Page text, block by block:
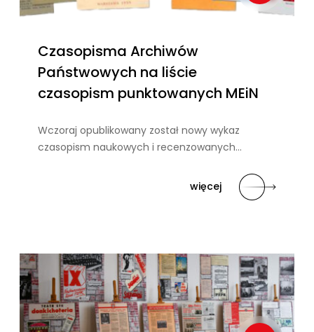
Czasopisma Archiwów
Państwowych na liście
czasopism punktowanych MEiN
Wczoraj opublikowany został nowy wykaz
czasopism naukowych i recenzowanych…
więcej